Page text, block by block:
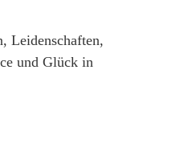
Leidenschaften,
und Glück in